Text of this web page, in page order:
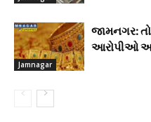
Jamnagar
જામનગર:
આરોપીઓ